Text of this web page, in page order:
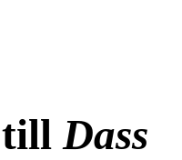
till Dass